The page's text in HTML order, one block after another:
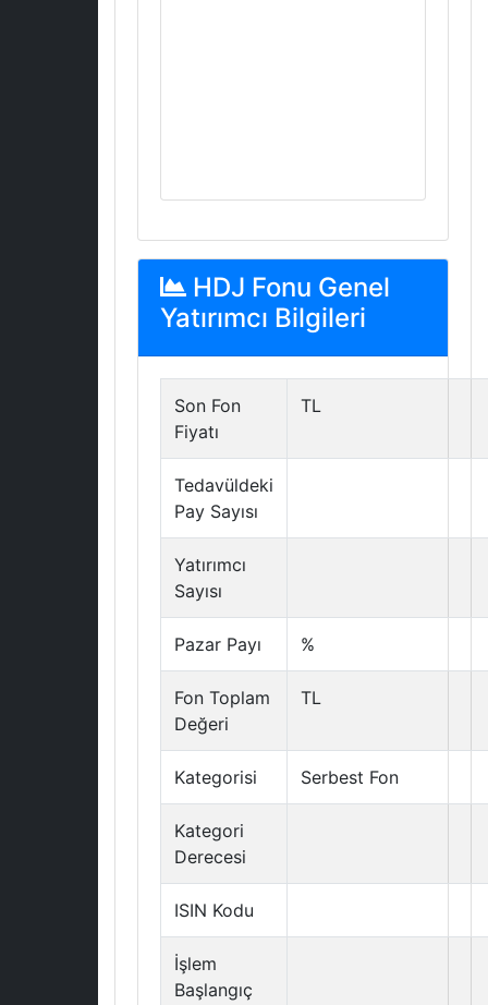
HDJ Fonu Genel
Yatırımcı Bilgileri
Son Fon
Fiyatı
TL
Tedavüldeki
Pay Sayısı
Yatırımcı
Sayısı
Pazar Payı %
Fon Toplam
Değeri
TL
Kategorisi Serbest Fon
Kategori
Derecesi
ISIN Kodu
İşlem
Başlangıç